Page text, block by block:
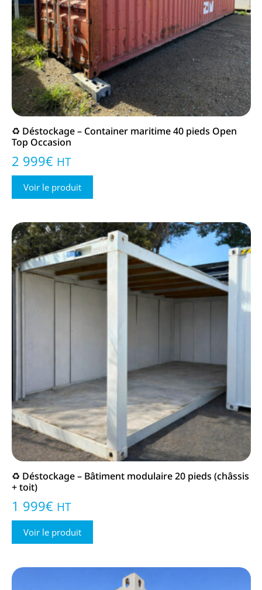
♻️ Déstockage – Container maritime 40 pieds Open
Top Occasion
2 999€ HT
Voir le produit
♻️ Déstockage – Bâtiment modulaire 20 pieds (châssis
+ toit)
1 999€ HT
Voir le produit